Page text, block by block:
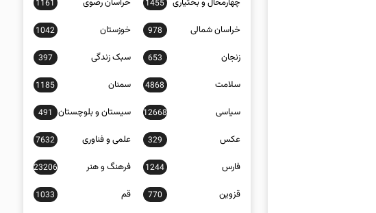
1455
1161
خراسان شمالی 978 خوزستان 1042
زنجان 653 سبک زندگی 397
سلامت 4868 سمنان 1185
سیاسی 12668 سیستان و بلوچستان 491
عکس 329 علمی و فناوری 7632
فارس 1244 فرهنگ و هنر 23206
قزوین 770 قم 1033